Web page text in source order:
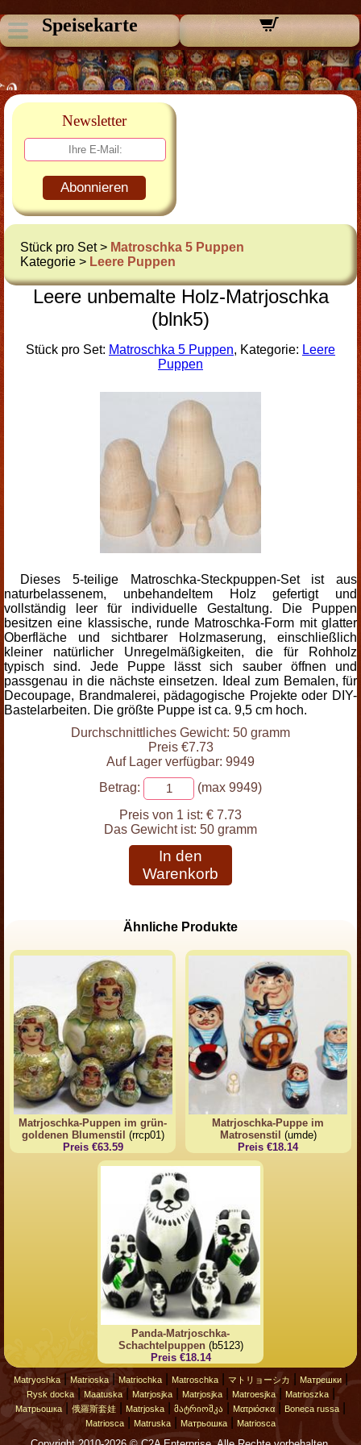
Speisekarte
Newsletter
Abonnieren
Stück pro Set > Matroschka 5 Puppen
Kategorie > Leere Puppen
Leere unbemalte Holz-Matrjoschka
(blnk5)
Stück pro Set: Matroschka 5 Puppen, Kategorie: Leere
Puppen
Dieses 5-teilige Matroschka-Steckpuppen-Set ist aus
naturbelassenem, unbehandeltem Holz gefertigt und
vollständig leer für individuelle Gestaltung. Die Puppen
besitzen eine klassische, runde Matroschka-Form mit glatter
Oberfläche und sichtbarer Holzmaserung, einschließlich
kleiner natürlicher Unregelmäßigkeiten, die für Rohholz
typisch sind. Jede Puppe lässt sich sauber öffnen und
passgenau in die nächste einsetzen. Ideal zum Bemalen, für
Decoupage, Brandmalerei, pädagogische Projekte oder DIY-
Bastelarbeiten. Die größte Puppe ist ca. 9,5 cm hoch.
Durchschnittliches Gewicht: 50 gramm
Preis €7.73
Auf Lager verfügbar: 9949
Betrag:
(max 9949)
Preis von 1 ist: € 7.73
Das Gewicht ist: 50 gramm
In den
Warenkorb
Ähnliche Produkte
Matrjoschka-Puppen im grün-
goldenen Blumenstil (rrcp01)
Preis €63.59
Matrjoschka-Puppe im
Matrosenstil (umde)
Preis €18.14
Panda-Matrjoschka-
Schachtelpuppen(b5123)
Preis €18.14
Matryoshka| Matrioska| Matriochka| Matroschka| マトリョーシカ Матрешки|
Rysk docka| Maatuska| Matrjosjka| Matrjosjka| Matroesjka| Matrioszka|
Матрьошка 俄羅斯套娃 Matrjoska მატრიოშკა Ματριόσκα Boneca russa
Matriosca Matruska Матрьошка Matriosca